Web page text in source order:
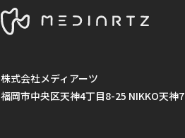
株式会社メディアーツ
福岡市中央区天神4丁目8-25 NIKKO天神